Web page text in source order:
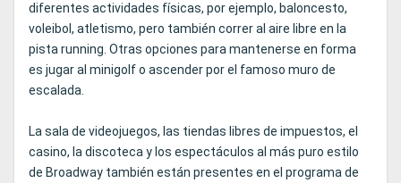
diferentes actividades físicas, por ejemplo, baloncesto,
voleibol, atletismo, pero también correr al aire libre en la
pista running. Otras opciones para mantenerse en forma
es jugar al minigolf o ascender por el famoso muro de
escalada.
La sala de videojuegos, las tiendas libres de impuestos, el
casino, la discoteca y los espectáculos al más puro estilo
de Broadway también están presentes en el programa de